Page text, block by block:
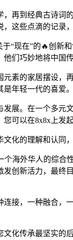
再到经典古诗词
这些点滴的记录
“现在”的🔥创新
们巧妙地将中国
素的家居摆设，
年轻一代的喜爱。
展。在一个多元
可以在8x8x上发
化的理解和认同
海外华人的综合
创新活力，最终
接，一种融合，
化传承最坚实